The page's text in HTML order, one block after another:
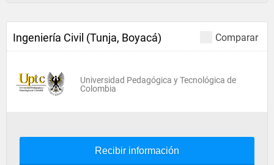
Comparar
Ingeniería Civil (Tunja, Boyacá)
Universidad Pedagógica y Tecnológica de
Colombia
Recibir información